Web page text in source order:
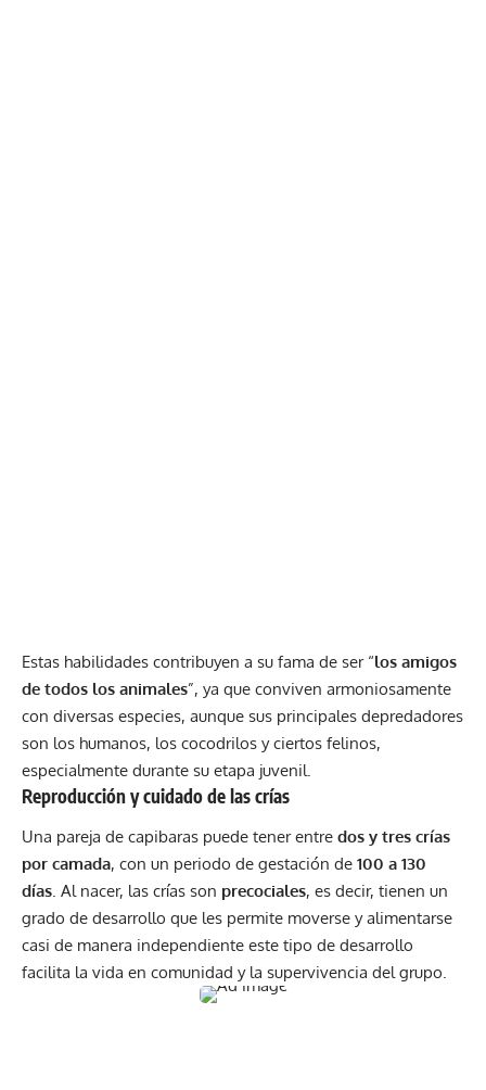
Estas habilidades contribuyen a su fama de ser “los amigos
de todos los animales”, ya que conviven armoniosamente
con diversas especies, aunque sus principales depredadores
son los humanos, los cocodrilos y ciertos felinos,
especialmente durante su etapa juvenil.
Reproducción y cuidado de las crías
Una pareja de capibaras puede tener entre dos y tres crías
por camada, con un periodo de gestación de 100 a 130
días. Al nacer, las crías son precociales, es decir, tienen un
grado de desarrollo que les permite moverse y alimentarse
casi de manera independiente este tipo de desarrollo
facilita la vida en comunidad y la supervivencia del grupo.